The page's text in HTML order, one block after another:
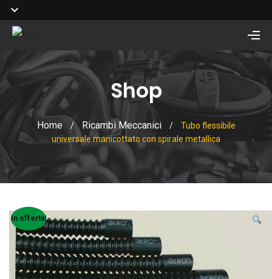
Shop
Home / Ricambi Meccanici /
Tubo flessibile
universale manicottato con spirale metallica
In offerta!